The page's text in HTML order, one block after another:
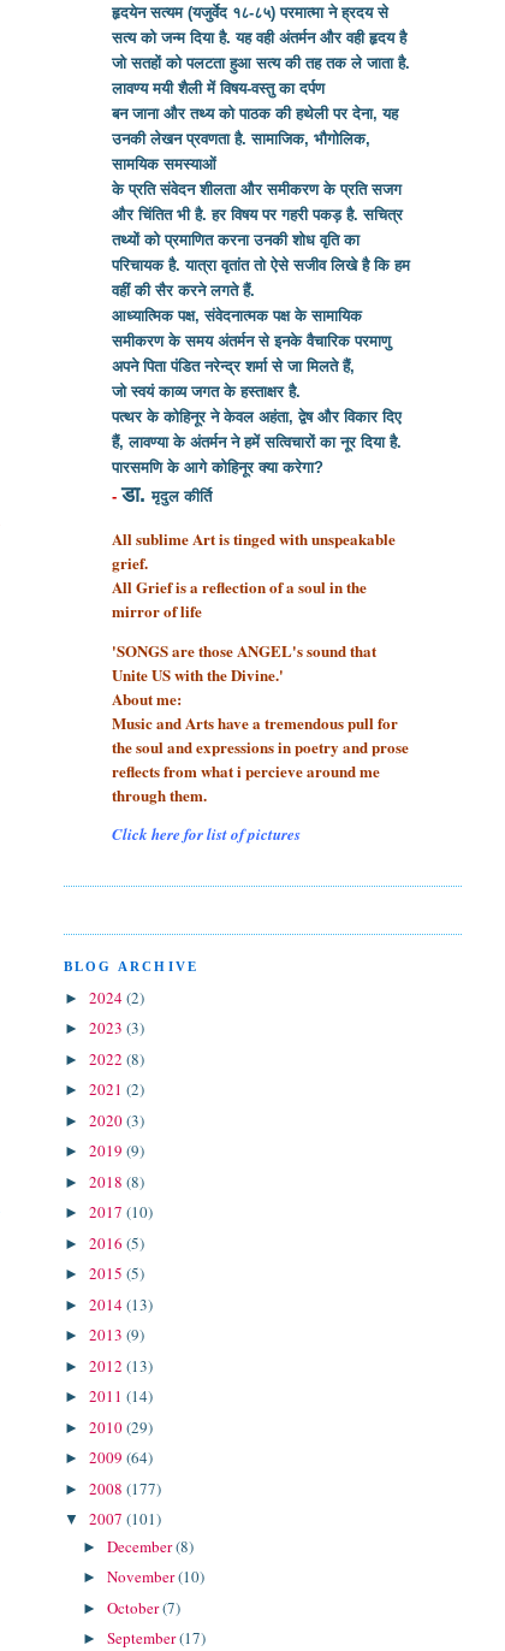
हृदयेन सत्यम (यजुर्वेद १८-८५) परमात्मा ने ह्रदय से
सत्य को जन्म दिया है. यह वही अंतर्मन और वही हृदय है
जो सतहों को पलटता हुआ सत्य की तह तक ले जाता है.
लावण्य मयी शैली में विषय-वस्तु का दर्पण
बन जाना और तथ्य को पाठक की हथेली पर देना, यह
उनकी लेखन प्रवणता है. सामाजिक, भौगोलिक,
सामयिक समस्याओं
के प्रति संवेदन शीलता और समीकरण के प्रति सजग
और चिंतित भी है. हर विषय पर गहरी पकड़ है. सचित्र
तथ्यों को प्रमाणित करना उनकी शोध वृति का
परिचायक है. यात्रा वृतांत तो ऐसे सजीव लिखे है कि हम
वहीं की सैर करने लगते हैं.
आध्यात्मिक पक्ष, संवेदनात्मक पक्ष के सामायिक
समीकरण के समय अंतर्मन से इनके वैचारिक परमाणु
अपने पिता पंडित नरेन्द्र शर्मा सेजा मिलते हैं,
जो स्वयं काव्य जगत के हस्ताक्षर है.
पत्थर के कोहिनूर ने केवल अहंता, द्वेष और विकार दिए
हैं, लावण्या के अंतर्मन ने हमें सत्विचारों का नूर दिया है.
पारसमणि के आगे कोहिनूर क्या करेगा?
- डा.मृदुल कीर्ति
All sublime Art is tinged with unspeakable
grief.
All Grief is a reflection of a soulin the
mirror of life
'SONGS are those ANGEL's sound that
Unite US with the Divine.'
About me:
Music and Arts have a tremendous pull for
the soul and expressions in poetry and prose
reflects from what i percieve around me
through them.
Click here for list of pictures
BLOG ARCHIVE
► 2024(2)
► 2023 (3)
► 2022 (8)
► 2021 (2)
► 2020(3)
► 2019 (9)
► 2018 (8)
► 2017 (10)
► 2016 (5)
► 2015 (5)
► 2014(13)
► 2013 (9)
► 2012 (13)
► 2011 (14)
► 2010(29)
► 2009 (64)
► 2008 (177)
▼ 2007 (101)
►December(8)
►November(10)
►October(7)
►September(17)